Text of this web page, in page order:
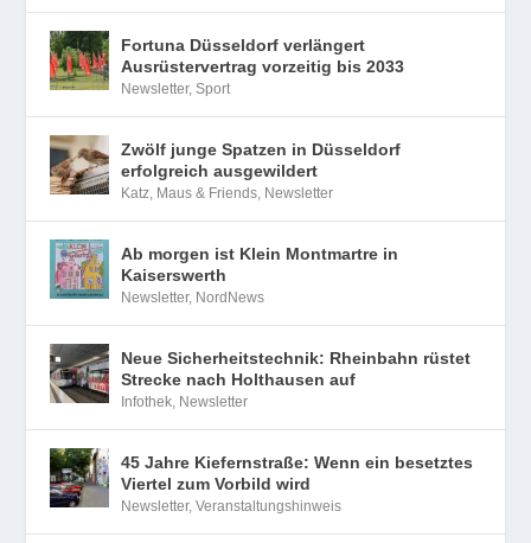
Fortuna Düsseldorf verlängert
Ausrüstervertrag vorzeitig bis 2033
Newsletter,Sport
Zwölf junge Spatzen in Düsseldorf
erfolgreich ausgewildert
Katz, Maus & Friends, Newsletter
Ab morgen ist Klein Montmartre in
Kaiserswerth
Newsletter, NordNews
Neue Sicherheitstechnik: Rheinbahn rüstet
Strecke nach Holthausen auf
Infothek, Newsletter
45 Jahre Kiefernstraße: Wenn ein besetztes
Viertel zum Vorbild wird
Newsletter,Veranstaltungshinweis